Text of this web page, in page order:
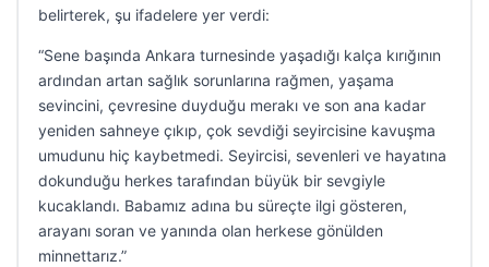
belirterek, şu ifadelere yer verdi:
“Sene başında Ankara turnesinde yaşadığı kalça kırığının
ardından artan sağlık sorunlarına rağmen, yaşama
sevincini, çevresine duyduğu merakı ve son ana kadar
yeniden sahneye çıkıp, çok sevdiği seyircisine kavuşma
umudunu hiç kaybetmedi. Seyircisi, sevenleri ve hayatına
dokunduğu herkes tarafından büyük bir sevgiyle
kucaklandı. Babamız adına bu süreçte ilgi gösteren,
arayanı soran ve yanında olan herkese gönülden
minnettarız.”